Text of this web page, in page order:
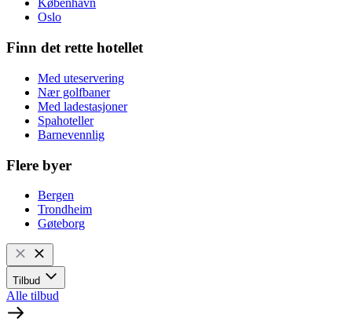
København
Oslo
Finn det rette hotellet
Med uteservering
Nær golfbaner
Med ladestasjoner
Spahoteller
Barnevennlig
Flere byer
Bergen
Trondheim
Gøteborg
Tilbud
Alle tilbud